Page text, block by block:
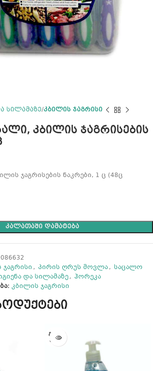
სილამაზე კბილის ჯაგრისი
კბილის ჯაგრისების
ჯაგრისების ნაკრები, 1 ც (48ც
ᲙᲐᲚᲐᲗᲐᲨᲘ ᲓᲐᲛᲐᲢᲔᲑᲐ
, პირის ღრუს მოვლა, საცალო
და სილამაზე, ჰორეკა
კბილის ჯაგრისი
ᲒᲐᲧᲘᲓ
ᲣᲚᲘᲐ